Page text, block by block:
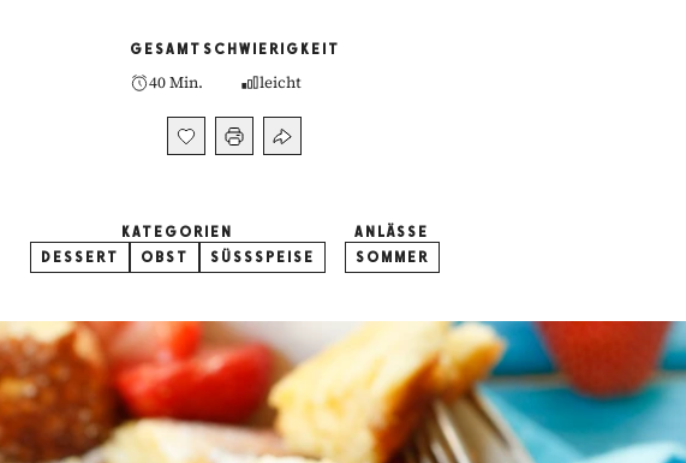
GESAMT
40 Min.
SCHWIERIGKEIT
leicht
KATEGORIEN
DESSERT
OBST SÜSSSPEISE
ANLÄSSE
SOMMER